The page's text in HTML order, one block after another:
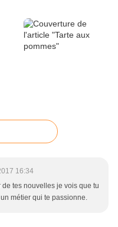
16:34
tes nouvelles je vois que tu
métier qui te passionne.